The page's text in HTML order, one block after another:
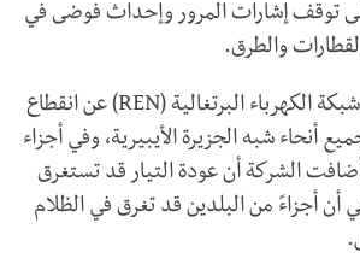
توقف إشارات المرور وإحداث فوضى في
والطرق.
أعلنت شركة تشغيل شبكة الكهرباء البرتغالية (REN) عن انقطاع
أنحاء شبه الجزيرة الأيبيرية، وفي أجزاء
الشركة أن عودة التيار قد تستغرق
أن أجزاءً من البلدين قد تغرق في الظلام